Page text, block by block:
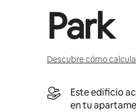
Park
Descubre cómo
Este edificio
en tu